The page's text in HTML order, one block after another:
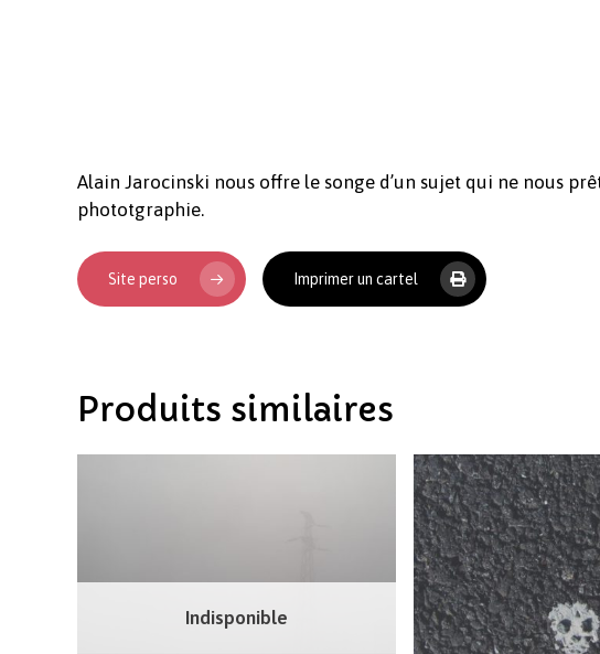
Alain Jarocinski nous offre le songe d’un sujet qui ne nous
phototgraphie.
Site perso Imprimer un cartel
Produits similaires
Indisponible